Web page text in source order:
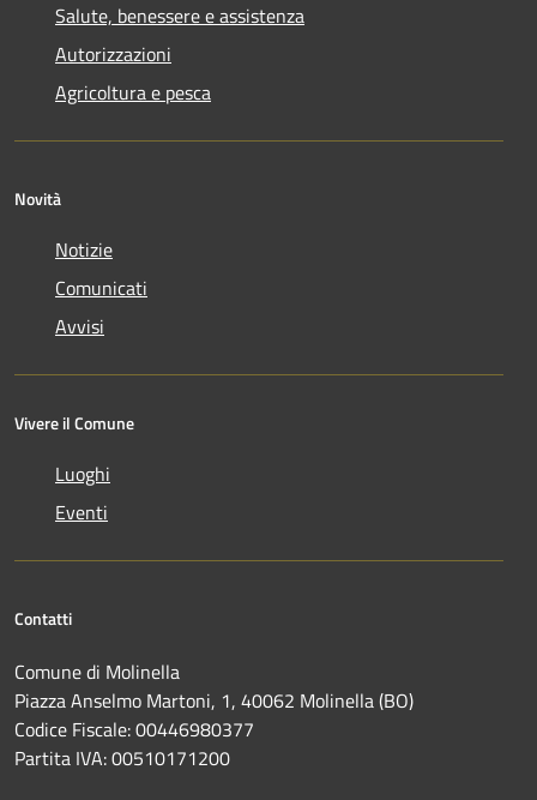
Salute, benessere e assistenza
Autorizzazioni
Agricoltura e pesca
Novità
Notizie
Comunicati
Avvisi
Vivere il Comune
Luoghi
Eventi
Contatti
Comune di Molinella
Piazza Anselmo Martoni, 1, 40062 Molinella (BO)
Codice Fiscale: 00446980377
Partita IVA: 00510171200